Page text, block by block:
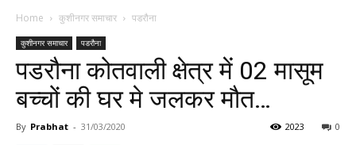
Home कुशीनगर समाचार पडरौना
कुशीनगर समाचार पडरौना
पडरौना कोतवाली क्षेत्र में 02 मासूम
बच्चों की घर मे जलकर मौत…
By Prabhat - 31/03/2020 0
2023